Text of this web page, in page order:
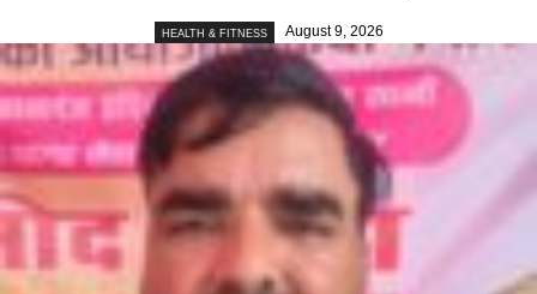
HEALTH & FITNESS August 9, 2026